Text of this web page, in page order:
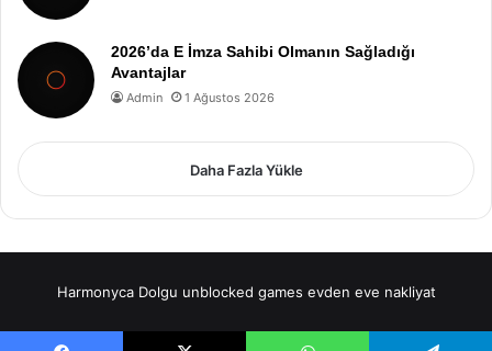
2026’da E İmza Sahibi Olmanın Sağladığı
Avantajlar
Admin 1 Ağustos 2026
Daha Fazla Yükle
Harmonyca Dolgu unblocked games evden eve nakliyat